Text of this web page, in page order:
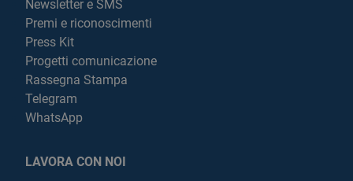
Newsletter e SMS
Premi e riconoscimenti
Press Kit
Progetti comunicazione
Rassegna Stampa
Telegram
WhatsApp
LAVORA CON NOI